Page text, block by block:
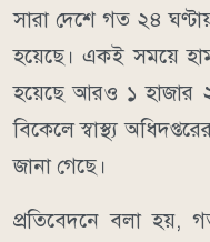
সারা দেশে গত ২৪
হয়েছে। একই সময়ে
হয়েছে আরও ১ হাজার
বিকেলে স্বাস্থ্য
জানা গেছে।
প্রতিবেদনে বলা হয়,